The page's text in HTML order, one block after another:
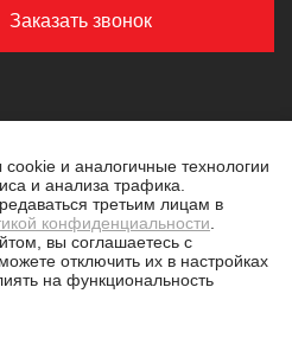
Заказать звонок
и аналогичные технологии
и анализа трафика.
третьим лицам в
конфиденциальности
вы соглашаетесь с
отключить их в настройках
на функциональность